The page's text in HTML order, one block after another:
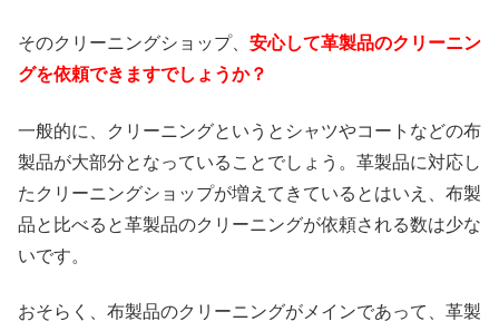
そのクリーニングショップ、 安心して革製品のクリーニン
グを依頼できますでしょうか？
一般的に、クリーニングというとシャツやコートなどの布
製品が大部分となっていることでしょう。革製品に対応し
たクリーニングショップが増えてきているとはいえ、布製
品と比べると革製品のクリーニングが依頼される数は少な
いです。
おそらく、布製品のクリーニングがメインであって、革製